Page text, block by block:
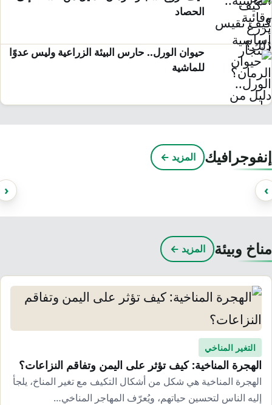
الحصاد
حيوان الورل.. حارس البيئة الزراعية وليس عدوًا
للماشية
المزيد ←الصحية
وبيئة المزيد ←
التغير المناخي
الهجرة المناخية: كيف تؤثر على اليمن وتفاقم النزاعات؟
الهجرة المناخية هي شكل من أشكال التكيف مع تغير المناخ، يلجأ
إليه الناس لتحسين حياتهم، ويُعرّف المهاجر المناخي…